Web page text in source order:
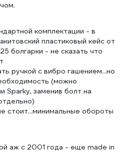
комплектации - в
пластиковый кейс от
болгарки - не сказать что
ручкой с вибро гашением...но
(можно
Sparky, заменив болт на
стоит...минимальные обороты
аж с 2001 года - еще made in